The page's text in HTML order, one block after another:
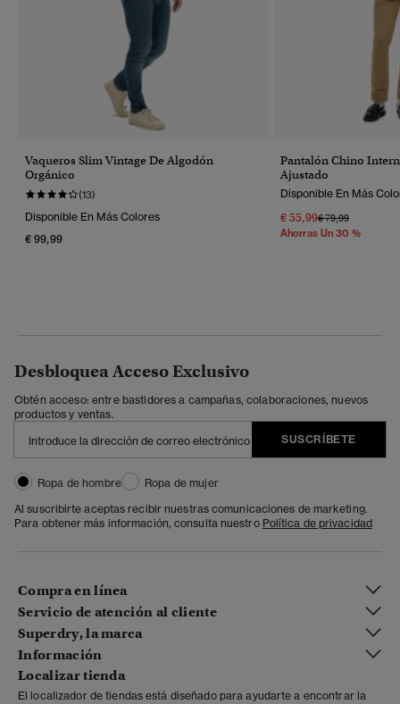
Vaqueros Slim Vintage De Algodón
Orgánico
(13)
Disponible En Más Colores
€ 99,99
Pantalón Chino
Ajustado
Disponible En Más
€ 55,99Precio Rebajado
€ 79,99A
Ahorras Un 30 %
Desbloquea Acceso Exclusivo
Obtén acceso: entre bastidores a campañas, colaboraciones, nuevos
productos y ventas.
SUSCRÍBETE
Ropa de hombre
Ropa de mujer
Al suscribirte aceptas recibir nuestras comunicaciones de marketing.
Para obtener más información, consulta nuestro Política de privacidad
Compra en línea
Servicio de atención al cliente
Superdry, la marca
Información
Localizar tienda
El localizador de tiendas está diseñado para ayudarte a encontrar la